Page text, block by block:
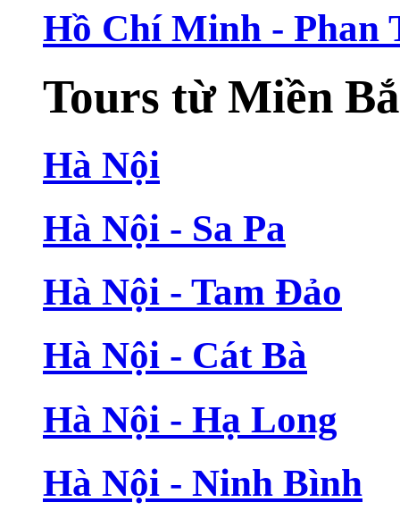
Hồ Chí Minh - Phan
Tours từ Miền
Hà Nội
Hà Nội - Sa Pa
Hà Nội - Tam Đảo
Hà Nội - Cát Bà
Hà Nội - Hạ Long
Hà Nội - Ninh Bình